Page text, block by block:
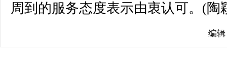
周到的服务态度表示由衷认可。(陶
编